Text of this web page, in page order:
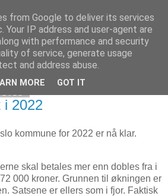
borettslag
i 2022
kommune for 2022 er nå klar.
skal betales mer enn dobles fra i
000 kroner. Grunnen til økningen er
Satsene er ellers som i fjor. Faktisk
from Google to deliver its services
Your IP address and user-agent are
with performance and security
of service, generate usage
and address abuse.
MORE GOT IT